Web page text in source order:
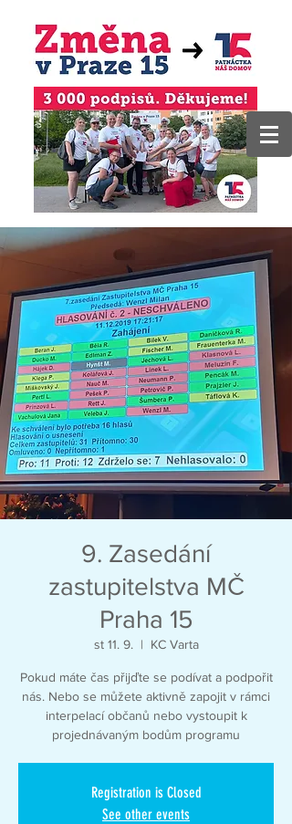
9. Zasedání
zastupitelstva MČ
Praha 15
st 11. 9.
  |
KC Varta
Pokud máte čas přijďte se podívat a podpořit
nás. Nebo se můžete aktivně zapojit v rámci
interpelací občanů nebo vystoupit k
projednávaným bodům programu
Registration is Closed
See other events